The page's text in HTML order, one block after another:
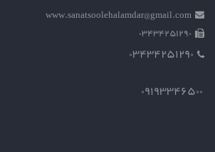
www.sanatsoolehalamdar@gmail.com
03434251290
03434251290
09193346500